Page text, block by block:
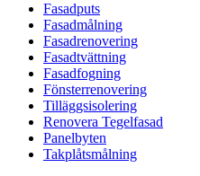
Fasadputs
Fasadmålning
Fasadrenovering
Fasadtvättning
Fasadfogning
Fönsterrenovering
Tilläggsisolering
Renovera Tegelfasad
Panelbyten
Takplåtsmålning